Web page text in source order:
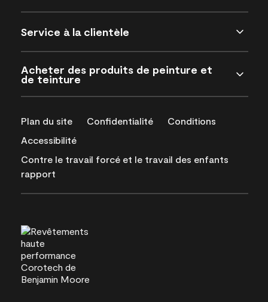
Service à la clientèle
Acheter des produits de peinture et
de teinture
Plan du site Confidentialité
Conditions
Accessibilité
Contre le travail forcé et le travail des enfants
rapport